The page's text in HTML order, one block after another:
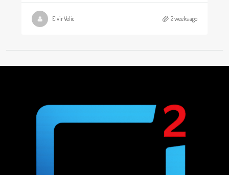
Elvir Velic 2 weeks ago